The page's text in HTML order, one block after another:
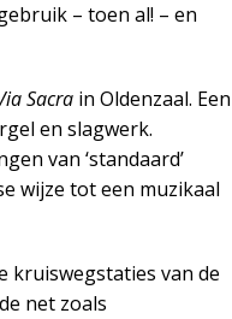
– toen al! – en
Sacra in Oldenzaal. Een
en slagwerk.
van ‘standaard’
wijze tot een muzikaal
kruiswegstaties van de
net zoals